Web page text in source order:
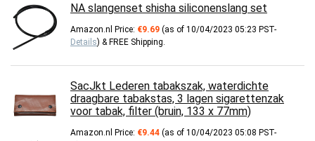
NA slangenset shisha siliconenslang set
Amazon.nl Price: €9.69 (as of 10/04/2023 05:23 PST-
Details) & FREE Shipping
SacJkt Lederen tabakszak, waterdichte
draagbare tabakstas, 3 lagen sigarettenzak
voor tabak, filter (bruin, 133 x 77mm)
Amazon.nl Price: €9.44 (as of 10/04/2023 05:08 PST-